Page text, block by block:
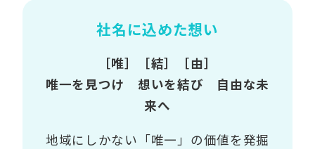
社名に込めた想い
［唯］［結］［由］
唯一を見つけ 想いを結び 自由な未
来へ
地域にしかない「唯一」の価値を発掘